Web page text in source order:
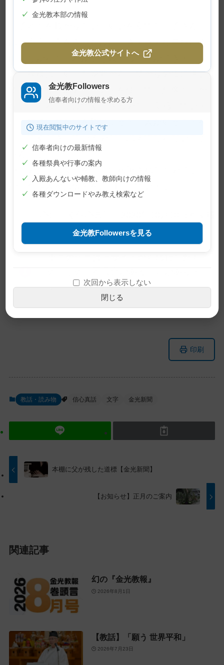
は、不正出血をきっかけに、さまざまな事柄に直
面しながらも、わが子を授かることができまし
た。神様は、願った瞬間から、助かりの道に導い
てくださり、あの手この手を使って、想像もつか
ないところで助けてくださるのだと実感していま
す。神様はおかげを授けようと、人が願うことを
さんです。
※このお話は実話をもとに執筆されたものです
が、登場人物は仮名を原則としています
す。ご了承ください。
ッ
プ
に
動
す
る
印刷
教話・読み物 信心真話 文字 金光新聞
本棚に父が残した道標【金光新聞】
【お知らせ】正月のご案内
関連記事
幻の『金光教報』
2026年8月1日
【教話】「願う 世界平和」
2026年7月23日
✓ 金光教本部の情報
金光教公式サイトへ
金光教Followers
信奉者向けの情報を求める方
現在閲覧中のサイトです
✓ 信奉者向けの最新情報
✓ 各種祭典や行事の案内
✓ 入殿あんないや輔教、教師向けの情報
✓ 各種ダウンロードやみ教え検索など
金光教Followersを見る
次回から表示しない
閉じる